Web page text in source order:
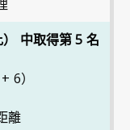
中取得第 5 名
6）
離